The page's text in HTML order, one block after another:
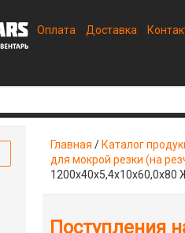
Оплата Доставка
Главная / Каталог
для мокрой резки (на
Поступления